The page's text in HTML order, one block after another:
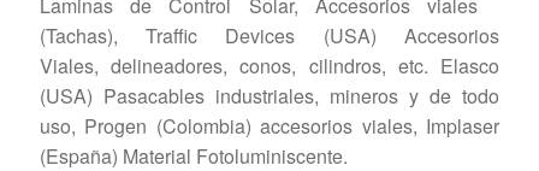
(Tachas), Traffic Devices (USA) Accesorios
Viales, delineadores, conos, cilindros, etc. Elasco
(USA) Pasacables industriales, mineros y de todo
uso, Progen (Colombia) accesorios viales, Implaser
(España) Material Fotoluminiscente.